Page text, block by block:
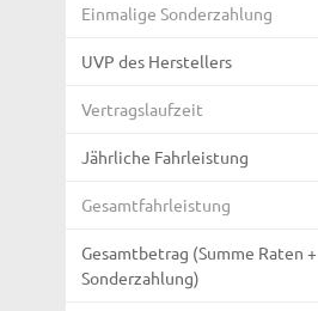
Einmalige Sonderzahlung
UVP des Herstellers
Vertragslaufzeit
Jährliche Fahrleistung
Gesamtfahrleistung
Gesamtbetrag (Summe Raten +
Sonderzahlung)